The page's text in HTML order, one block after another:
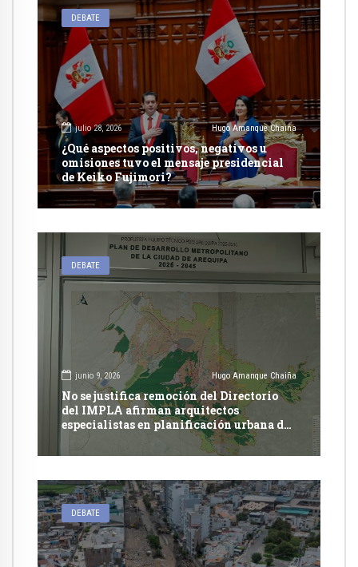
DEBATE
julio 28, 2026 Hugo Amanque Chaiña
¿Qué aspectos positivos, negativos u
omisiones tuvo el mensaje presidencial
de Keiko Fujimori?
DEBATE
junio 9, 2026 Hugo Amanque Chaiña
No se justifica remoción del Directorio
del IMPLA afirman arquitectos
especialistas en planificación urbana de
Arequipa
DEBATE